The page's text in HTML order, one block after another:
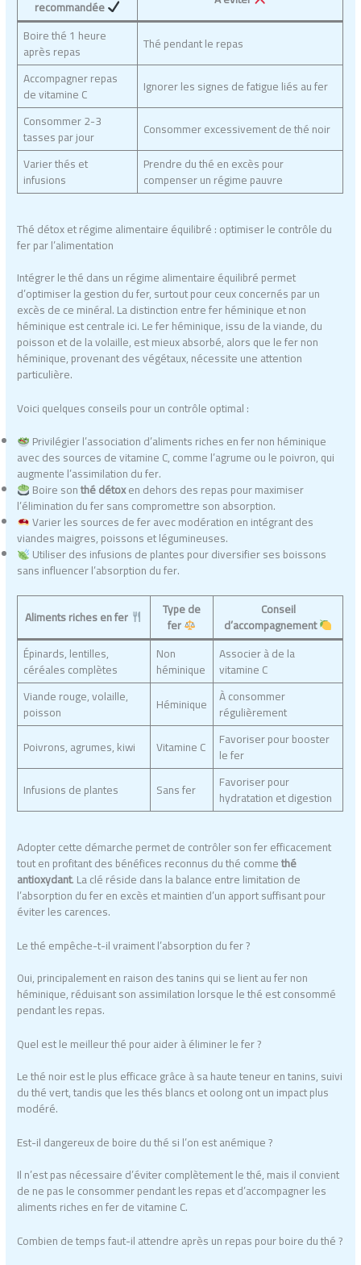
recommandée
Boire thé 1 heure
après repas
Thé pendant le repas
Accompagner repas
de vitamine C
Ignorer les signes de fatigue liés au fer
Consommer 2-3
tasses par jour
Consommer excessivement de thé noir
Varier thés et
infusions
Prendre du thé en excès pour
compenser un régime pauvre
Thé détox et régime alimentaire équilibré : optimiser le contrôle du
fer par l’alimentation
Intégrer le thé dans un régime alimentaire équilibré permet
d’optimiser la gestion du fer, surtout pour ceux concernés par un
excès de ce minéral. La distinction entre fer héminique et non
héminique est centrale ici. Le fer héminique, issu de la viande, du
poisson et de la volaille, est mieux absorbé, alors que le fer non
héminique, provenant des végétaux, nécessite une attention
particulière.
Voici quelques conseils pour un contrôle optimal :
Privilégier l’association d’aliments riches en fer non héminique
avec des sources de vitamine C, comme l’agrume ou le poivron, qui
augmente l’assimilation du fer.
Boire sonthé détoxen dehors des repas pour maximiser
l’élimination du fer sans compromettre son absorption.
Varier les sources de fer avec modération en intégrant des
viandes maigres, poissons et légumineuses.
Utiliser des infusions de plantes pour diversifier ses boissons
sans influencer l’absorption du fer.
Aliments riches en fer Type de
fer
Conseil
d’accompagnement
Épinards, lentilles,
céréales complètes
Non
héminique
Associer à de la
vitamine C
Viande rouge, volaille,
poisson Héminique À consommer
régulièrement
Poivrons, agrumes, kiwi
Vitamine C Favoriser pour booster
le fer
Infusions de plantes
Sans fer Favoriser pour
hydratation et digestion
Adopter cette démarche permet de contrôler son fer efficacement
tout en profitant des bénéfices reconnus du thé commethé
antioxydant. La clé réside dans la balance entre limitation de
l’absorption du fer en excès et maintien d’un apport suffisant pour
éviter les carences.
Le thé empêche-t-il vraiment l’absorption du fer ?
Oui, principalement en raison des tanins qui se lient au fer non
héminique, réduisant son assimilation lorsque le thé est consommé
pendant les repas.
Quel est le meilleur thé pour aider à éliminer le fer ?
Le thé noir est le plus efficace grâce à sa haute teneur en tanins, suivi
du thé vert, tandis que les thés blancs et oolong ont un impact plus
modéré.
Est-il dangereux de boire du thé si l’on est anémique ?
Il n’est pas nécessaire d’éviter complètement le thé, mais il convient
de ne pas le consommer pendant les repas et d’accompagner les
aliments riches en fer de vitamine C.
Combien de temps faut-il attendre après un repas pour boire du thé ?